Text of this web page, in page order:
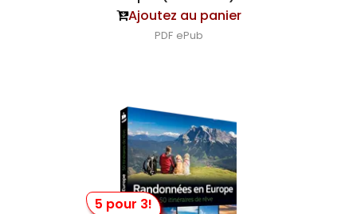
Ajoutez au panier
PDF ePub
5 pour 3!